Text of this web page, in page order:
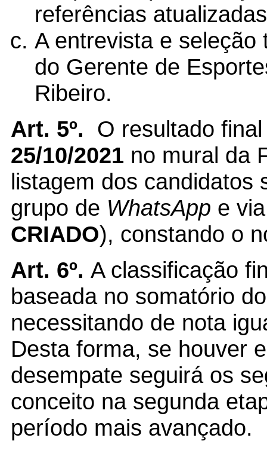
referências
A entrevista e
do Gerente de
Ribeiro.
Art. 5º. O resultado
25/10/2021 no mural da
listagem dos candidatos
grupo de WhatsApp e
CRIADO), constando o
Art. 6º. A classificação
baseada no somatório
necessitando de nota
Desta forma, se houver
desempate seguirá os
conceito na segunda
período mais avançado.